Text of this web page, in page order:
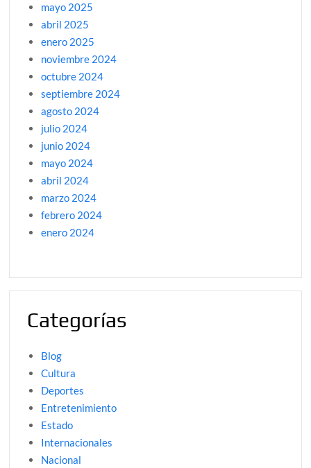
mayo 2025
abril 2025
enero 2025
noviembre 2024
octubre 2024
septiembre 2024
agosto 2024
julio 2024
junio 2024
mayo 2024
abril 2024
marzo 2024
febrero 2024
enero 2024
Categorías
Blog
Cultura
Deportes
Entretenimiento
Estado
Internacionales
Nacional